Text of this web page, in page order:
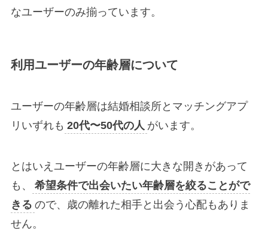
なユーザーのみ揃っています。
利用ユーザーの年齢層について
ユーザーの年齢層は結婚相談所とマッチングアプ
リいずれも 20代〜50代の人 がいます。
とはいえユーザーの年齢層に大きな開きがあって
も、
希望条件で出会いたい年齢層を絞ることがで
きる ので、歳の離れた相手と出会う心配もありま
せん。